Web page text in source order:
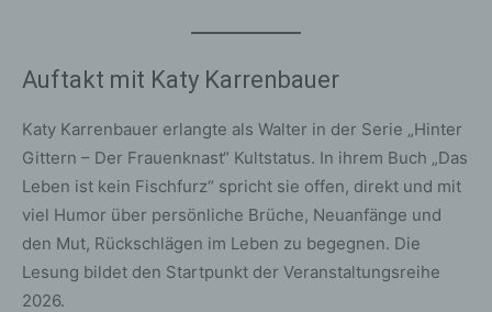
Auftakt mit Katy Karrenbauer
Katy Karrenbauer erlangte als Walter in der Serie „Hinter
Gittern – Der Frauenknast“ Kultstatus. In ihrem Buch „Das
Leben ist kein Fischfurz“ spricht sie offen, direkt und mit
viel Humor über persönliche Brüche, Neuanfänge und
den Mut, Rückschlägen im Leben zu begegnen. Die
Lesung bildet den Startpunkt der Veranstaltungsreihe
2026.